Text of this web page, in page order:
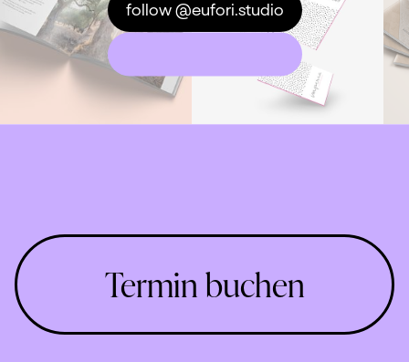
follow @eufori.studio
Termin buchen